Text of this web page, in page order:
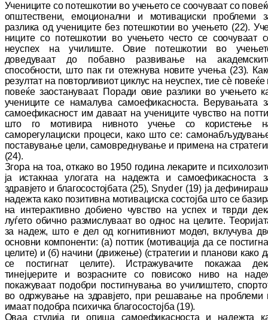
Учениците со потешкотии во учењето се соо­чу­ваат со
општествени, емоционални и мо­ти­вациски проблеми
разлика од уче­ни­ци­те без потешкотии во учењето (22).
ни­ци­те со потешкотии во учењето често се соо­чу­ваат
неуспех на училиште. Овие по­теш­ко­тии во
доведуваат до побавно раз­ви­ва­ње на
способности, што пак ги отеж­нува новите учења (23).
резултат на пов­то­рливиот циклус на неуспех, тие сѐ по­ве­ќе
повеќе заостануваат. Поради овие раз­ли­ки во учењето
учениците се намалува са­мо­ефикасноста. Верувањата
са­мо­ефи­кас­ност им даваат на учениците чувство на
што го мотивира нивното учење со ко­рис­те­ње
саморегулациски процеси, како што се:
поставување цели, са­мо­вреднување и примена на
(24).
Зго­ра на тоа, откако во 1950 година лекарите и
ја истакнаа улогата на надежта и самоефикасноста
здравјето и бла­го­сос­тој­ба­та (25), Snyder (19) ја
надежта како позитивна мотивациска состојба што се
на интерактивно добиено чувство на ус­пех и тврди
луѓето обично раз­мис­лу­ва­ат во однос на целите.
за надеж, што е дел од когнитивниот модел, вклучува
основни компоненти: (а) поттик (мо­ти­ва­ци­ја да се
целите) и (б) начини (дви­же­ње) (стратегии и планови како
се пос­тигнат целите). Истражувачите покажаа
тинејџерите и возрасните со повисоко ниво на
покажуваат подобри пос­тиг­ну­ва­ња во училиштето,
во одржување на здравјето, при решавање на проблеми
има­ат подобра психичка благосостојба (19).
Оваа студија ги опиша самоефикасноста и на­деж­та